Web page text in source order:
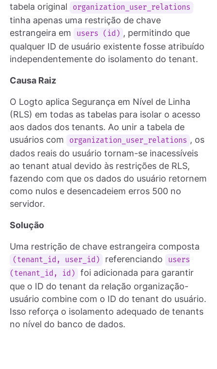
tabela original organization_user_relations
tinha apenas uma restrição de chave
estrangeira em
users (id) , permitindo que
qualquer ID de usuário existente fosse atribuído
independentemente do isolamento do tenant.
Causa Raiz
O Logto aplica Segurança em Nível de Linha
(RLS) em todas as tabelas para isolar o acesso
aos dados dos tenants. Ao unir a tabela de
usuários com
organization_user_relations , os
dados reais do usuário tornam-se inacessíveis
ao tenant atual devido às restrições de RLS,
fazendo com que os dados do usuário retornem
como nulos e desencadeiem erros 500 no
servidor.
Solução
Uma restrição de chave estrangeira composta
(tenant_id, user_id) referenciando
users
(tenant_id, id)
foi adicionada para garantir
que o ID do tenant da relação organização-
usuário combine com o ID do tenant do usuário.
Isso reforça o isolamento adequado de tenants
no nível do banco de dados.